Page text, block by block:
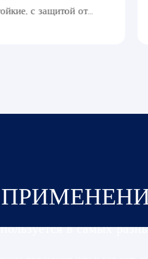
с защитой от
вариант.
в самых